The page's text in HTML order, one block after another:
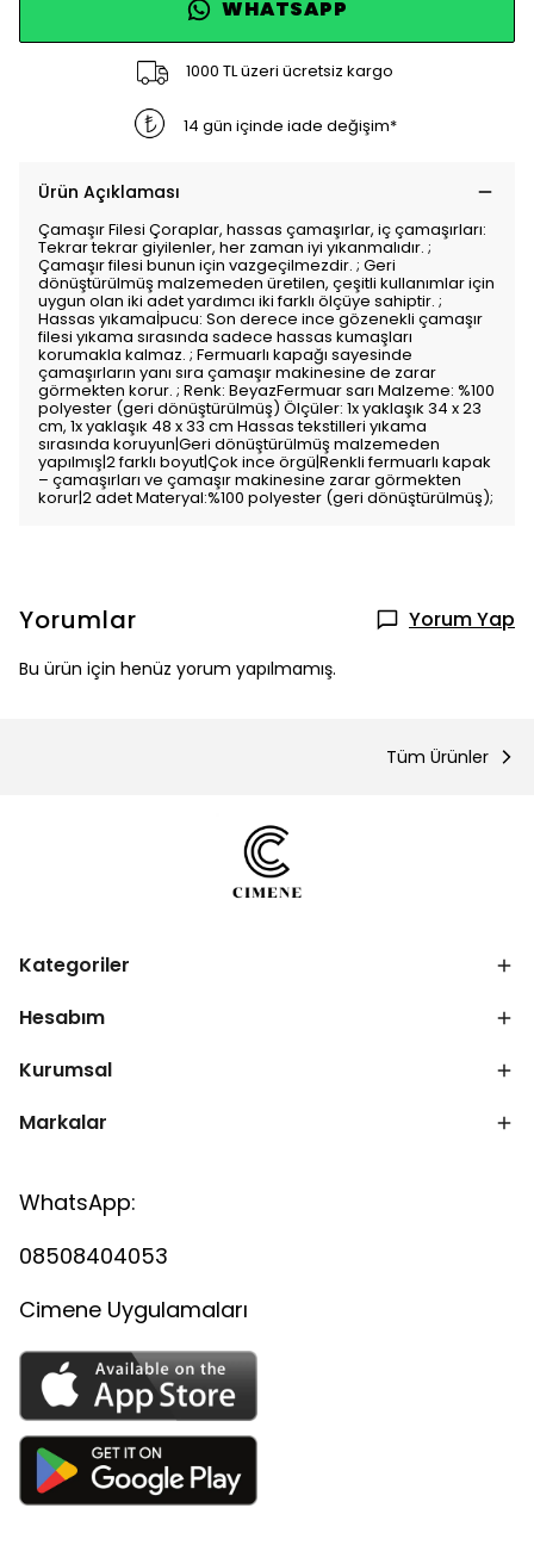
WHATSAPP
1000 TL üzeri ücretsiz kargo
14 gün içinde iade değişim*
Ürün Açıklaması
Çamaşır Filesi Çoraplar, hassas çamaşırlar, iç çamaşırları:
Tekrar tekrar giyilenler, her zaman iyi yıkanmalıdır. ;
Çamaşır filesi bunun için vazgeçilmezdir. ; Geri
dönüştürülmüş malzemeden üretilen, çeşitli kullanımlar için
uygun olan iki adet yardımcı iki farklı ölçüye sahiptir. ;
Hassas yıkamaİpucu: Son derece ince gözenekli çamaşır
filesi yıkama sırasında sadece hassas kumaşları
korumakla kalmaz. ; Fermuarlı kapağı sayesinde
çamaşırların yanı sıra çamaşır makinesine de zarar
görmekten korur. ; Renk: BeyazFermuar sarı Malzeme: %100
polyester (geri dönüştürülmüş) Ölçüler: 1x yaklaşık 34 x 23
cm, 1x yaklaşık 48 x 33 cm Hassas tekstilleri yıkama
sırasında koruyun|Geri dönüştürülmüş malzemeden
yapılmış|2 farklı boyut|Çok ince örgü|Renkli fermuarlı kapak
– çamaşırları ve çamaşır makinesine zarar görmekten
korur|2 adet Materyal:%100 polyester (geri dönüştürülmüş);
Yorumlar Yorum Yap
Bu ürün için henüz yorum yapılmamış.
Tüm Ürünler
Kategoriler
Hesabım
Kurumsal
Markalar
WhatsApp:
08508404053
Cimene Uygulamaları